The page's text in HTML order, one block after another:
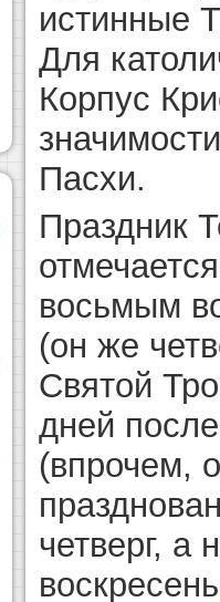
истинные
Для
Корпус
Пасхи.
Праздник
восьмым
(он же
Святой
дней
(впрочем,
четверг,